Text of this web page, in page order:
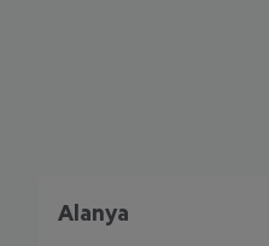
Alanya